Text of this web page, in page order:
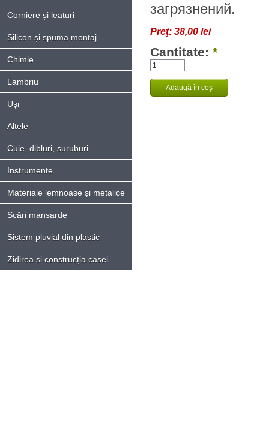
Corniere și leațuri
Silicon și spuma montaj
Chimie
Lambriu
Uși
Altele
Cuie, dibluri, șuruburi
Instrumente
Materiale lemnoase și metalice
Scări mansarde
Sistem pluvial din plastic
Zidirea și construcția casei
загрязнений.
Preţ: 38,00 lei
Cantitate: *